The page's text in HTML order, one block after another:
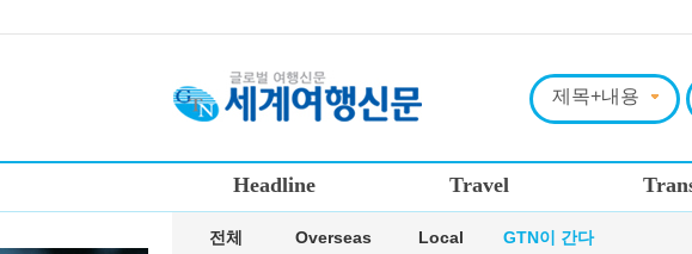
Headline Travel
전체 Overseas Local GTN이 간다